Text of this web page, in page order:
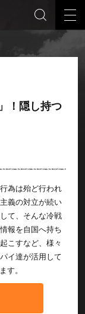
！隠し持つ
為は殆ど行われ
義の対立が続い
て、そんな冷戦
報を自国へ持ち
こすなど、様々
イ達が活用して
す。